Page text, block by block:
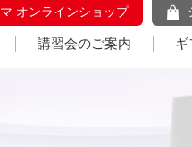
オンラインショップ
講習会のご案内 ギ